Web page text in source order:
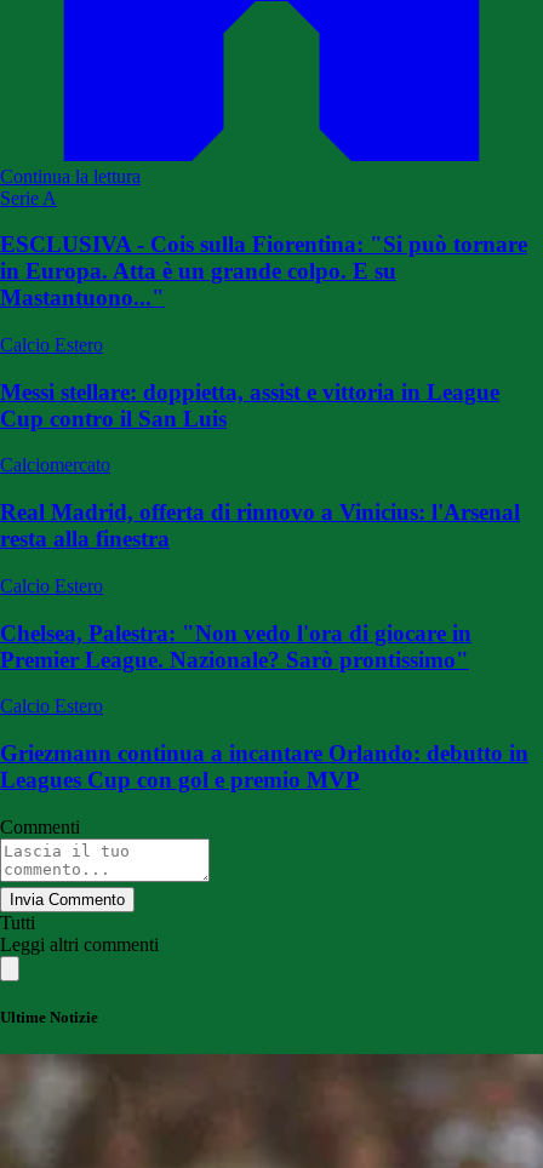
Continua la lettura
Serie A
ESCLUSIVA - Cois sulla Fiorentina: "Si può tornare
in Europa. Atta è un grande colpo. E su
Mastantuono..."
Calcio Estero
Messi stellare: doppietta, assist e vittoria in League
Cup contro il San Luis
Calciomercato
Real Madrid, offerta di rinnovo a Vinicius: l'Arsenal
resta alla finestra
Calcio Estero
Chelsea, Palestra: "Non vedo l'ora di giocare in
Premier League. Nazionale? Sarò prontissimo"
Calcio Estero
Griezmann continua a incantare Orlando: debutto in
Leagues Cup con gol e premio MVP
Commenti
Invia Commento
Tutti
Leggi altri commenti
Ultime Notizie